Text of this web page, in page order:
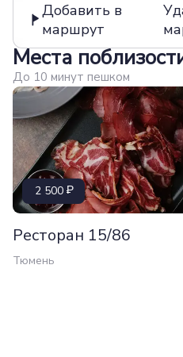
Добавить в
маршрут
Места
До 10 минут пешком
2 500
Ресторан 15/86
Тюмень